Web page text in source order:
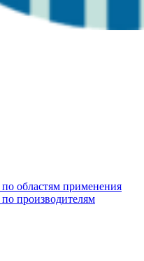
областям применения
производителям